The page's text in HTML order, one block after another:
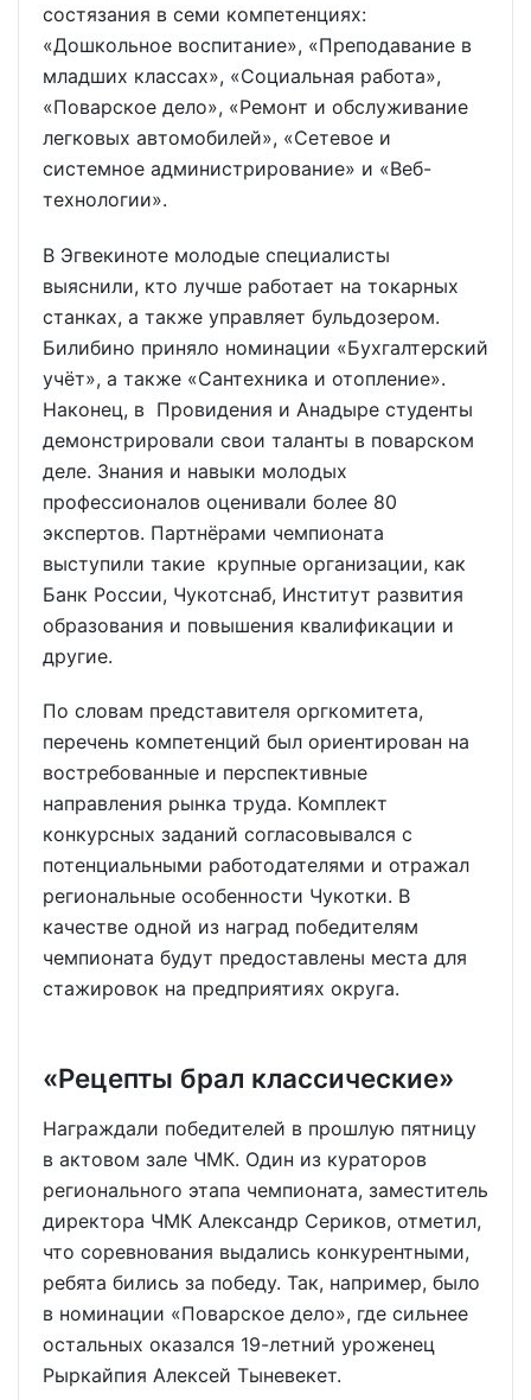
состязания в семи компетенциях:
«Дошкольное воспитание», «Преподавание в
младших классах», «Социальная работа»,
«Поварское дело», «Ремонт и обслуживание
легковых автомобилей», «Сетевое и
системное администрирование» и «Веб-
технологии».
В Эгвекиноте молодые специалисты
выяснили, кто лучше работает на токарных
станках, а также управляет бульдозером.
Билибино приняло номинации «Бухгалтерский
учёт», а также «Сантехника и отопление».
Наконец, в Провидения и Анадыре студенты
демонстрировали свои таланты в поварском
деле. Знания и навыки молодых
профессионалов оценивали более 80
экспертов. Партнёрами чемпионата
выступили такие крупные организации, как
Банк России, Чукотснаб, Институт развития
образования и повышения квалификации и
другие.
По словам представителя оргкомитета,
перечень компетенций был ориентирован на
востребованные и перспективные
направления рынка труда. Комплект
конкурсных заданий согласовывался с
потенциальными работодателями и отражал
региональные особенности Чукотки. В
качестве одной из наград победителям
чемпионата будут предоставлены места для
стажировок на предприятиях округа.
«Рецепты брал классические»
Награждали победителей в прошлую пятницу
в актовом зале ЧМК. Один из кураторов
регионального этапа чемпионата, заместитель
директора ЧМК Александр Сериков, отметил,
что соревнования выдались конкурентными,
ребята бились за победу. Так, например, было
в номинации «Поварское дело», где сильнее
остальных оказался 19-летний уроженец
Рыркайпия Алексей Тыневекет.